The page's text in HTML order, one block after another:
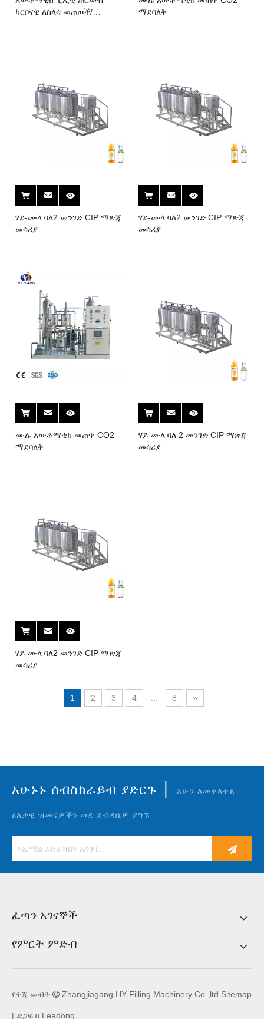
ካርቦናዊ ለስላሳ መጠጦች/
ማደባለቅ
ሃይ-ሙላ ባለ2 መንገድ CIP ማጽጃ
መሳሪያ
ሃይ-ሙላ ባለ2 መንገድ CIP ማጽጃ
መሳሪያ
ሙሉ አውቶማቲክ መጠጥ CO2
ማደባለቅ
ሃይ-ሙላ ባለ 2 መንገድ CIP ማጽጃ
መሳሪያ
ሃይ-ሙላ ባለ2 መንገድ CIP ማጽጃ
መሳሪያ
1 2 3 4 8 »
አሁኑኑ ሰብስክራይብ ያድርጉ | አሁን ለመቀላቀል
ዕለታዊ ዝመናዎችን ወደ ደብዳቤዎ ያግኙ
ፈጣን አገናኞች
የምርት ምድብ
የቅጂ መብት  Zhangjiagang HY-Filling Machinery Co.,ltd Sitemap
| ድጋፍ በ Leadong